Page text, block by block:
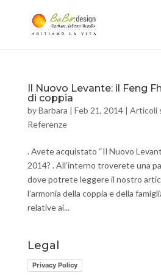
Il Nuovo Levante: il Feng
di coppia
byBarbara | Feb 21, 2014| Articoli
Referenze
. Avete acquistato “Il Nuovo
2014? . All’interno troverete una
dove potrete leggere il nostro
l’armonia della coppia e della
relative ai...
Legal
Privacy Policy